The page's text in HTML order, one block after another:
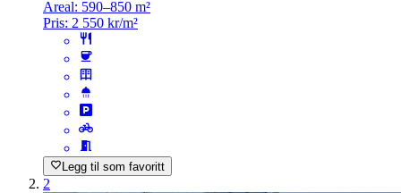
Areal: 590–850 m²
Pris: 2 550 kr/m²
Legg til som favoritt
2